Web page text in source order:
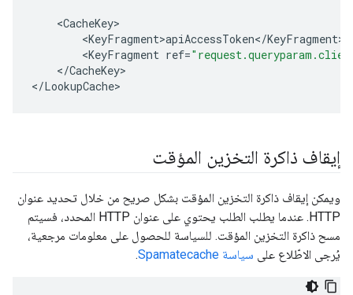
<CacheKey
<KeyFragment>apiAccessToken</KeyFragment
<KeyFragment ref=
</CacheKey>
</LookupCache>
إيقاف ذاكرة التخزين المؤقت
ويمكن إيقاف ذاكرة التخزين المؤقت بشكل صريح من خلال تحديد عنوان
HTTP. عندما يطلب الطلب يحتوي على عنوان HTTP المحدد، فسيتم
مسح ذاكرة التخزين المؤقت. للسياسة للحصول على معلومات مرجعية،
يُرجى الاطّلاع على سياسة Spamatecache .